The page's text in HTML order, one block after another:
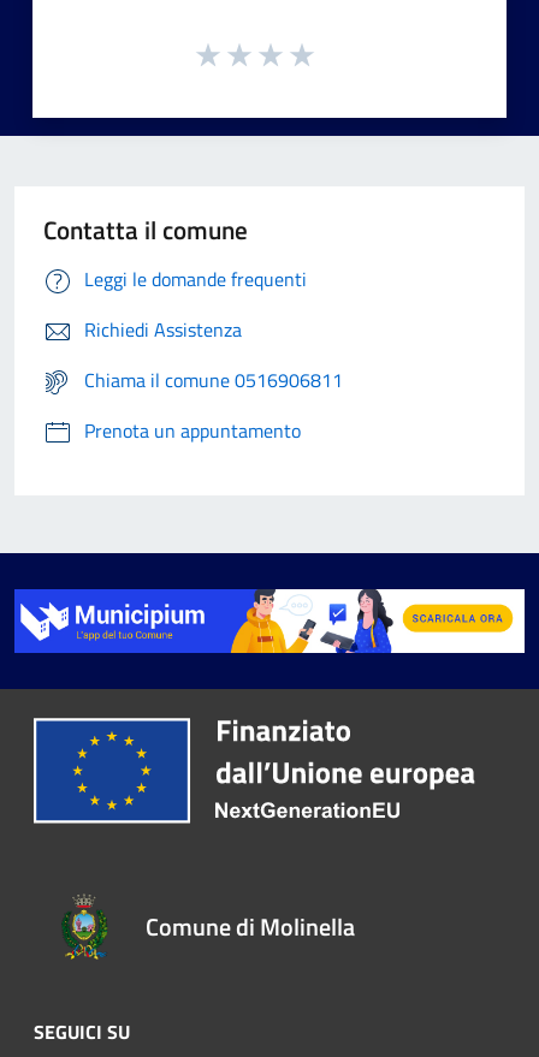
Contatta il comune
Leggi le domande frequenti
Richiedi Assistenza
Chiama il comune 0516906811
Prenota un appuntamento
Comune di Molinella
SEGUICI SU